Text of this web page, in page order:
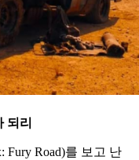
되리
Fury Road)를 보고 난